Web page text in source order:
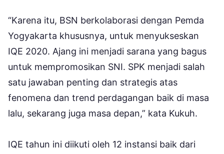
“Karena itu, BSN berkolaborasi dengan Pemda
Yogyakarta khususnya, untuk menyukseskan
IQE 2020. Ajang ini menjadi sarana yang bagus
untuk mempromosikan SNI. SPK menjadi salah
satu jawaban penting dan strategis atas
fenomena dan trend perdagangan baik di masa
lalu, sekarang juga masa depan,” kata Kukuh.
IQE tahun ini diikuti oleh 12 instansi baik dari